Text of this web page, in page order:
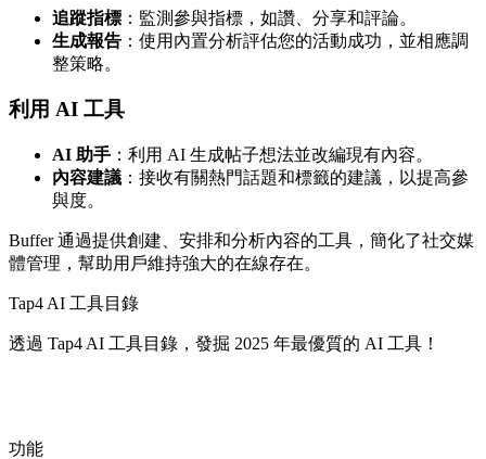
追蹤指標 ：監測參與指標，如讚、分享和評論。
生成報告 ：使用內置分析評估您的活動成功，並相應調
整策略。
利用 AI 工具
AI 助手 ：利用 AI 生成帖子想法並改編現有內容。
內容建議 ：接收有關熱門話題和標籤的建議，以提高參
與度。
Buffer 通過提供創建、安排和分析內容的工具，簡化了社交媒
體管理，幫助用戶維持強大的在線存在。
Tap4 AI 工具目錄
透過 Tap4 AI 工具目錄，發掘 2025 年最優質的 AI 工具！
功能